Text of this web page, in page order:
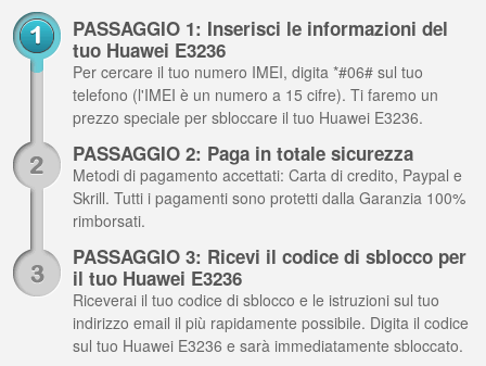
PASSAGGIO 1: Inserisci le informazioni del
tuo Huawei E3236
Per cercare il tuo numero IMEI, digita *#06# sul tuo
telefono (l'IMEI è un numero a 15 cifre). Ti faremo un
prezzo speciale per sbloccare il tuo Huawei E3236.
PASSAGGIO 2: Paga in totale sicurezza
Metodi di pagamento accettati: Carta di credito, Paypal e
Skrill. Tutti i pagamenti sono protetti dalla Garanzia 100%
rimborsati.
PASSAGGIO 3: Ricevi il codice di sblocco per
il tuo Huawei E3236
Riceverai il tuo codice di sblocco e le istruzioni sul tuo
indirizzo email il più rapidamente possibile. Digita il codice
sul tuo Huawei E3236 e sarà immediatamente sbloccato.